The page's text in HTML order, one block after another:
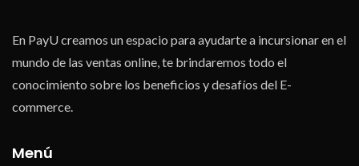
En PayU creamos un espacio para ayudarte a incursionar en el
mundo de las ventas online, te brindaremos todo el
conocimiento sobre los beneficios y desafíos del E-
commerce.
Menú